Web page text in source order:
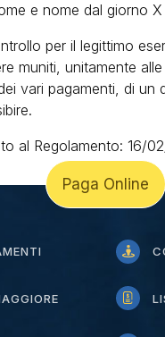
e nome dal giorno
per il legittimo
muniti, unitamente
vari pagamenti, di un
al Regolamento: 16/
Paga Online